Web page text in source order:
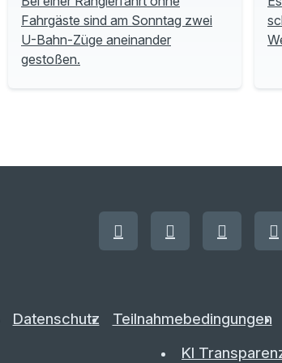
Fahrgäste sind am Sonntag zwei
U-Bahn-Züge aneinander
gestoßen.
Datenschutz Teilnahmebedingungen
KI